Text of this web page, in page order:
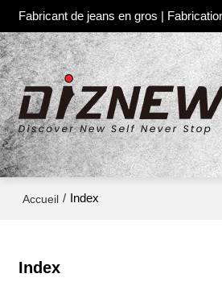
Fabricant de jeans en gros |
Accueil / Index
Index